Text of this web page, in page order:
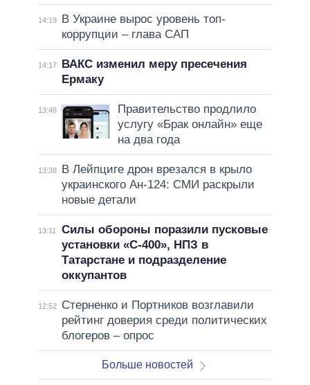
14:19
В Украине вырос уровень топ-
коррупции – глава САП
14:17
ВАКС изменил меру пресечения
Ермаку
13:46
Правительство продлило
услугу «Брак онлайн» еще
на два года
13:38
В Лейпциге дрон врезался в крыло
украинского Ан-124: СМИ раскрыли
новые детали
13:11
Силы обороны поразили пусковые
установки «С-400», НПЗ в
Татарстане и подразделение
оккупантов
12:52
Стерненко и Портников возглавили
рейтинг доверия среди политических
блогеров – опрос
Больше новостей